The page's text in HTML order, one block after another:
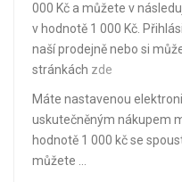
000 Kč a můžete v
v hodnotě 1 000 Kč.
naší prodejně nebo si
stránkách zde
Máte nastavenou
uskutečněným nákupem
hodnotě 1 000 kč se
můžete ...